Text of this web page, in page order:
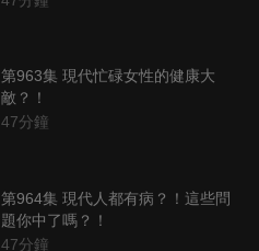
第963集 現代忙碌女性的健康大
敵？！
47分鐘
第964集 現代人都有病？！這些問
題你中了嗎？！
47分鐘